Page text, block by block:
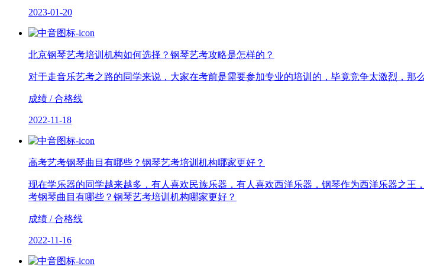
2023-01-20
北京钢琴艺考培训机构如何选择？钢琴艺考攻略是怎样的？
对于走音乐艺考之路的同学来说，大家在考前是需要参加专业的培训的，毕竟竞争太激烈，那
成绩 / 合格线
2022-11-18
高考艺考钢琴曲目有哪些？钢琴艺考培训机构哪家更好？
现在学乐器的同学越来越多，有人喜欢民族乐器，有人喜欢西洋乐器，钢琴作为西洋乐器之
考钢琴曲目有哪些？钢琴艺考培训机构哪家更好？
成绩 / 合格线
2022-11-16